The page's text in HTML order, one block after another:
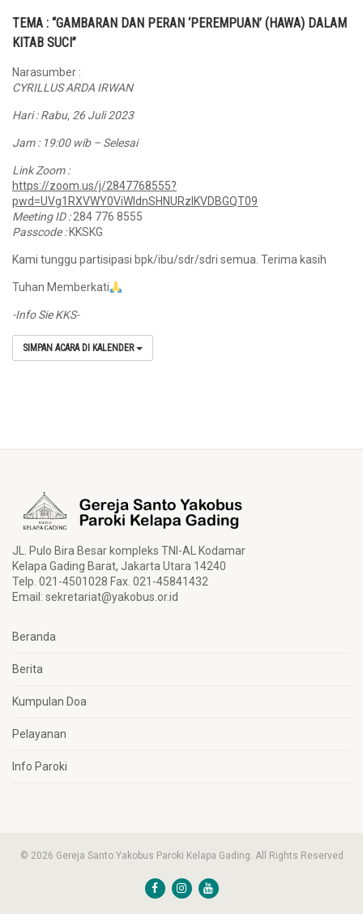
TEMA : “GAMBARAN DAN PERAN ‘PEREMPUAN’ (HAWA) DALAM
KITAB SUCI”
Narasumber :
CYRILLUS ARDA IRWAN
Hari : Rabu, 26 Juli 2023
Jam : 19:00 wib – Selesai
Link Zoom :
https://zoom.us/j/2847768555?
pwd=UVg1RXVWY0ViWldnSHNURzlKVDBGQT09
Meeting ID :284 776 8555
Passcode :KKSKG
Kami tunggu partisipasi bpk/ibu/sdr/sdri semua. Terima kasih
Tuhan Memberkati
-Info Sie KKS-
SIMPAN ACARA DI KALENDER
JL. Pulo Bira Besar kompleks TNI-AL Kodamar
Kelapa Gading Barat, Jakarta Utara 14240
Telp. 021-4501028 Fax. 021-45841432
Email: sekretariat@yakobus.or.id
Beranda
Berita
Kumpulan Doa
Pelayanan
Info Paroki
© 2026 Gereja Santo Yakobus Paroki Kelapa Gading. All Rights Reserved